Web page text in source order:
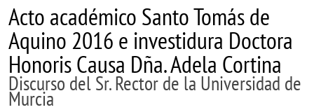
Acto académico Santo Tomás de
Aquino 2016 e investidura Doctora
Honoris Causa Dña. Adela Cortina
Discurso del Sr. Rector de la Universidad de
Murcia